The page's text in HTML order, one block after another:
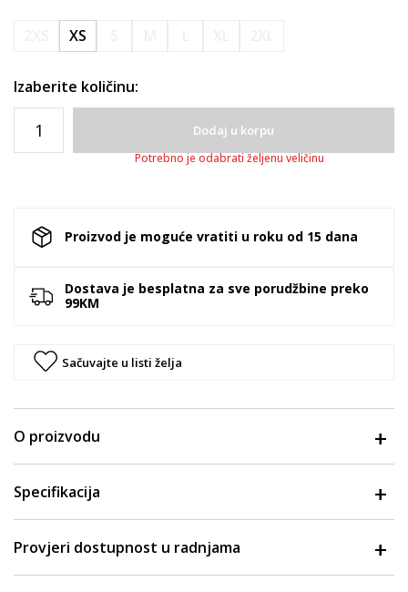
XS
Izaberite količinu:
Dodaj u korpu
Potrebno je odabrati željenu veličinu
Proizvod je moguće vratiti u roku od 15 dana
Dostava je besplatna za sve porudžbine preko
99KM
Sačuvajte u listi želja
O proizvodu
Specifikacija
Provjeri dostupnost u radnjama